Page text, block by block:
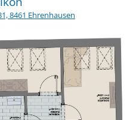
8461 Ehrenhausen